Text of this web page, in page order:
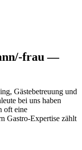
frau—
Gästebetreuung und
bei uns haben
oft eine
Gastro-Expertise zählt